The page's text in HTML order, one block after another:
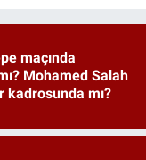
maçında
Mohamed Salah
kadrosunda mı?